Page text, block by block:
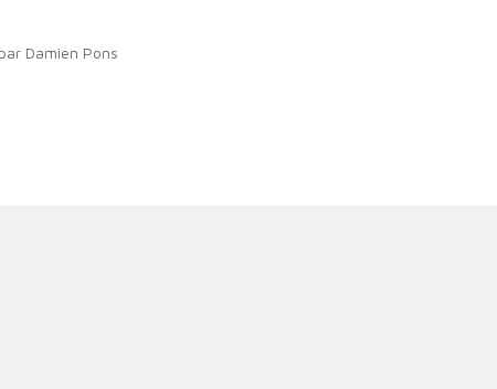
Damien Pons